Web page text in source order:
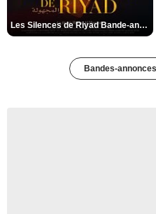
Les Silences de Riyad Bande-annonce VO STFR
Bandes-